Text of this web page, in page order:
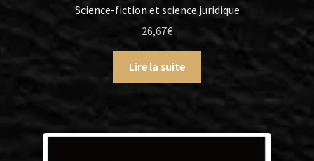
Science-fiction et science juridique
26,67€
Lire la suite